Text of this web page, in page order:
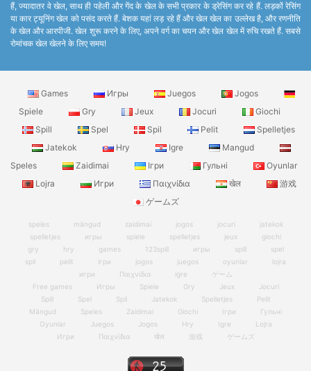
हैं, ज्यादातर वे खेल, साथ ही पहेली और गेंद के खेल के सभी प्रकार के ड्रेसिंग कर रहे हैं. लड़कों रेसिंग
या कार ट्यूनिंग खेल को पसंद करते हैं. बेशक यहां लड़ रहे हैं और खेल खेल का उल्लेख है, और रणनीति
के खेल और आरपीजी. खेल शुरू करने के लिए, अपने वर्ग का चयन और खेल खेल में रुचि रखते हैं. सबसे
रोमांचक खेल खेलने के लिए समय!
Games Игры Juegos
Jogos
Spiele
Gry Jeux Jocuri
Giochi
Spill
Spel Spil Pelit
Spelletjes
Jatekok
Hry Igre
Mangud
Speles
Zaidimai Ігри Гульні
Oyunlar
Lojra
Игри Παιχνίδια खेल
游戏
ゲームズ
speles mängud zaidimai jogos jocuri
jatekok
spelletjes
игры spiele spelletjes jeux
giochi
gry
hry games 123spill игры spill
spel
spil
pelit ігри jogos juegos oyunlar
lojra
игри
Παιχνίδια igre
ゲーム
Free games
Игры Spiele Gry Jeux
Jocuri
Spill
Spel Spil Jatekok Spelletjes
Pelit
Mängud
Speles Zaidimai Giochi Ігри
Гульні
Oyunlar
Juegos Jogos Hry Igre
Lojra
Игри
Παιχνίδια खेल 游戏 ゲームズ